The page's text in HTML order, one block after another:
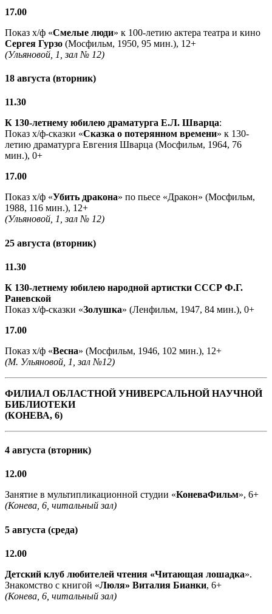
17.00
Показ х/ф «Смелые люди» к 100-летию актера театра и кино
Сергея Гурзо (Мосфильм, 1950, 95 мин.), 12+
(Ульяновой, 1, зал № 12)
18 августа (вторник)
11.30
К 130-летнему юбилею драматурга Е.Л. Шварца:
Показ х/ф-сказки «Сказка о потерянном времени» к 130-
летию драматурга Евгения Шварца (Мосфильм, 1964, 76
мин.), 0+
17.00
Показ х/ф «Убить дракона» по пьесе «Дракон» (Мосфильм,
1988, 116 мин.), 12+
(Ульяновой, 1, зал № 12)
25 августа (вторник)
11.30
К 130-летнему юбилею народной артистки СССР Ф.Г.
Раневской
Показ х/ф-сказки «Золушка» (Ленфильм, 1947, 84 мин.), 0+
17.00
Показ х/ф «Весна» (Мосфильм, 1946, 102 мин.), 12+
(М. Ульяновой, 1, зал №12)
ФИЛИАЛ ОБЛАСТНОЙ УНИВЕРСАЛЬНОЙ НАУЧНОЙ
БИБЛИОТЕКИ
(КОНЕВА, 6)
4 августа (вторник)
12.00
Занятие в мультипликационной студии «КоневаФильм», 6+
(Конева, 6, читальный зал)
5 августа (среда)
12.00
Детский клуб любителей чтения «Читающая лошадка».
Знакомство с книгой «Люля» Виталия Бианки, 6+
(Конева, 6, читальный зал)